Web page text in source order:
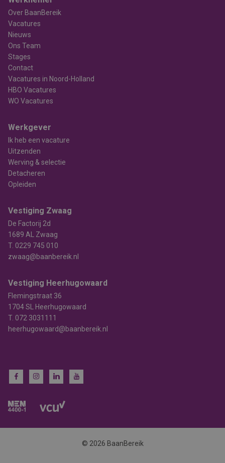
Over BaanBereik
Vacatures
Nieuws
Ons Team
Stages
Contact
Vacatures in Noord-Holland
HBO Vacatures
WO Vacatures
Werkgever
Ik heb een vacature
Uitzenden
Werving & selectie
Detacheren
Opleiden
Vestiging Zwaag
De Factorij 2d
1689 AL Zwaag
T. 0229 745 010
zwaag@baanbereik.nl
Vestiging Heerhugowaard
Flemingstraat 36
1704 SL Heerhugowaard
T. 072 3031111
heerhugowaard@baanbereik.nl
© 2026 BaanBereik